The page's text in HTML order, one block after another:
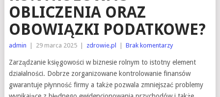
OBLICZENIA ORAZ
OBOWIĄZKI PODATKOWE?
admin 29 marca 2025 zdrowie.pl Brak komentarzy
Zarządzanie księgowości w biznesie rolnym to istotny element
działalności. Dobrze zorganizowane kontrolowanie finansów
gwarantuje płynność firmy a także pozwala zmniejszać problemy